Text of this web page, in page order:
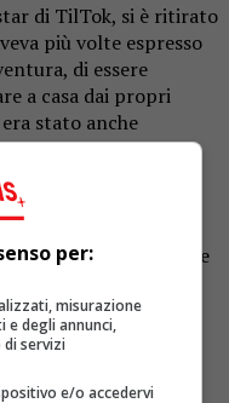
di TilTok, si è ritirato
più volte espresso
di essere
a casa dai propri
stato anche
Francesco Benigno,
su Instagram,
riguardi da parte
fornisse i video
Artur Dainese
. Lite
escluso
per:
misurazione
e degli annunci,
di servizi
e/o accedervi